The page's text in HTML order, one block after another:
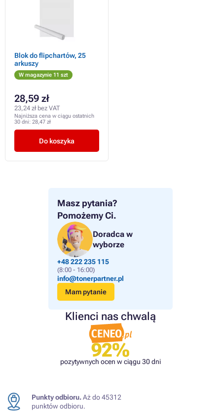
Masz pytania?
Pomożemy Ci.
Doradca w
wyborze
+48 222 235 115
(8:00 - 16:00)
info@tonerpartner.pl
Mam pytanie
Klienci nas chwalą
92%
pozytywnych ocen w ciągu 30 dni
Blok do flipchartów, 25
arkuszy
W magazynie 11 szt
28,59 zł
23,24 zł bez VAT
Najniższa cena w ciągu ostatnich
30 dni: 28,47 zł
Do koszyka
Punkty odbioru.Aż do 45312
punktów odbioru.